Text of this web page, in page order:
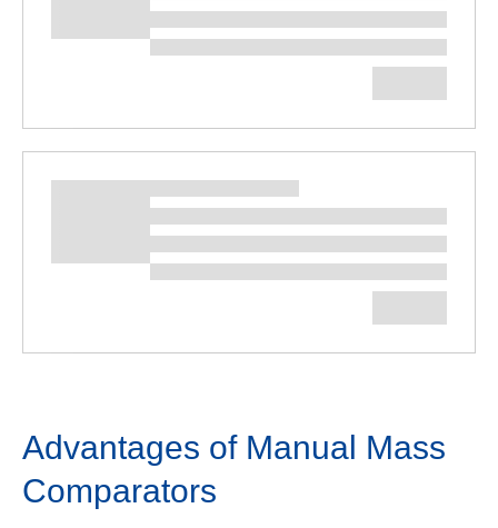
Advantages of Manual Mass
Comparators